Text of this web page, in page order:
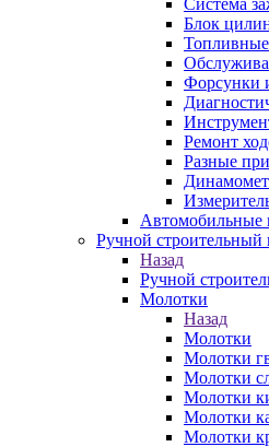
Система
Блок
Форсунки
Ремонт
Разные
Автомобильные
Ручной строительный
Назад
Ручной
Молотки
Назад
Молотки
Молотки
Молотки
Молотки
Молотки
Молотки